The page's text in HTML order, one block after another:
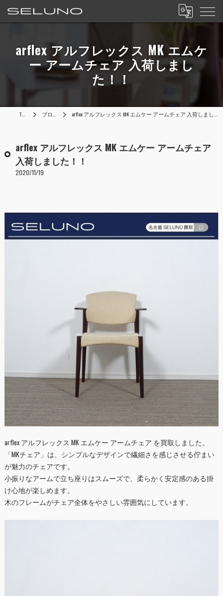
arflex アルフレックス MK エムケ
ー アームチェア 入荷しまし
た！！
TOP ブログ arflex アルフレックス MK エムケー アームチェア 入荷しました！！
arflex アルフレックス MK エムケー アームチェア
入荷しました！！
2020/11/19
arflex アルフレックス MK エムケー アームチェア を買取しました。
「MKチェア」は、シンプルなデザインで繊細さを感じさせる佇まい
が魅力のチェアです。
小振りなアームで立ち座りはスムーズで、柔らかく安定感のある掛
け心地が楽しめます。
木のフレームがチェア全体をやさしい雰囲気にしています。